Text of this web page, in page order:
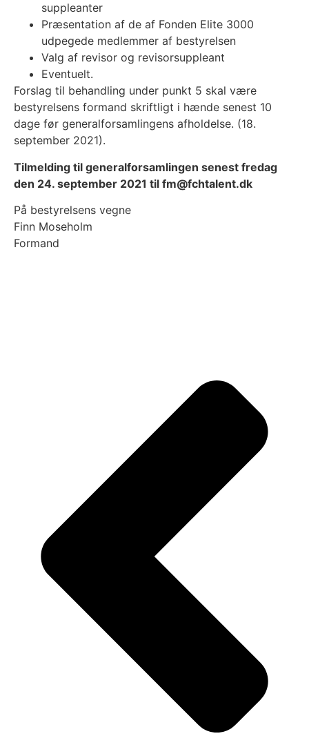
suppleanter
Præsentation af de af Fonden Elite 3000
udpegede medlemmer af bestyrelsen
Valg af revisor og revisorsuppleant
Eventuelt.
Forslag til behandling under punkt 5 skal være
bestyrelsens formand skriftligt i hænde senest 10
dage før generalforsamlingens afholdelse. (18.
september 2021).
Tilmelding til generalforsamlingen senest fredag
den 24. september 2021 til fm@fchtalent.dk
På bestyrelsens vegne
Finn Moseholm
Formand